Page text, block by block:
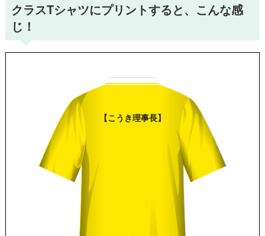
クラスTシャツにプリントすると、こんな感
じ！
【 こうき理事長】